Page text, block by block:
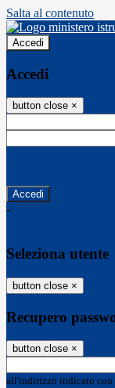
Salta al contenuto
Accedi
Accedi
button close ×
-
Seleziona utente
button close ×
Recupero
button close ×
all'indirizzo indicato con